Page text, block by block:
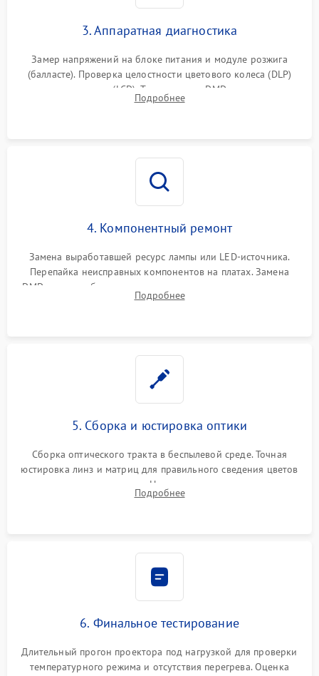
3. Аппаратная диагностика
Замер напряжений на блоке питания и модуле розжига
(балласте). Проверка целостности цветового колеса (DLP)
или поляризаторов (LCD). Тестирование DMD-чипа, датчиков
температуры и оптопар с помощью мультиметра и
Подробнее
4. Компонентный ремонт
Замена выработавшей ресурс лампы или LED-источника.
Перепайка неисправных компонентов на платах. Замена
DMD-чипа при битых пикселях, установка нового цветового
колеса или восстановление сгоревших поляризационных
Подробнее
5. Сборка и юстировка оптики
Сборка оптического тракта в беспылевой среде. Точная
юстировка линз и матриц для правильного сведения цветов
и устранения размытия. Надежное подключение всех
шлейфов, установка датчиков и закрытие корпуса
Подробнее
6. Финальное тестирование
Длительный прогон проектора под нагрузкой для проверки
температурного режима и отсутствия перегрева. Оценка